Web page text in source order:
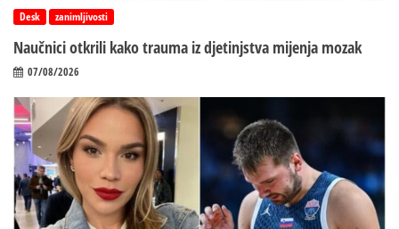
Desk zanimljivosti
Naučnici otkrili kako trauma iz d‌jetinjstva mijenja mozak
07/08/2026